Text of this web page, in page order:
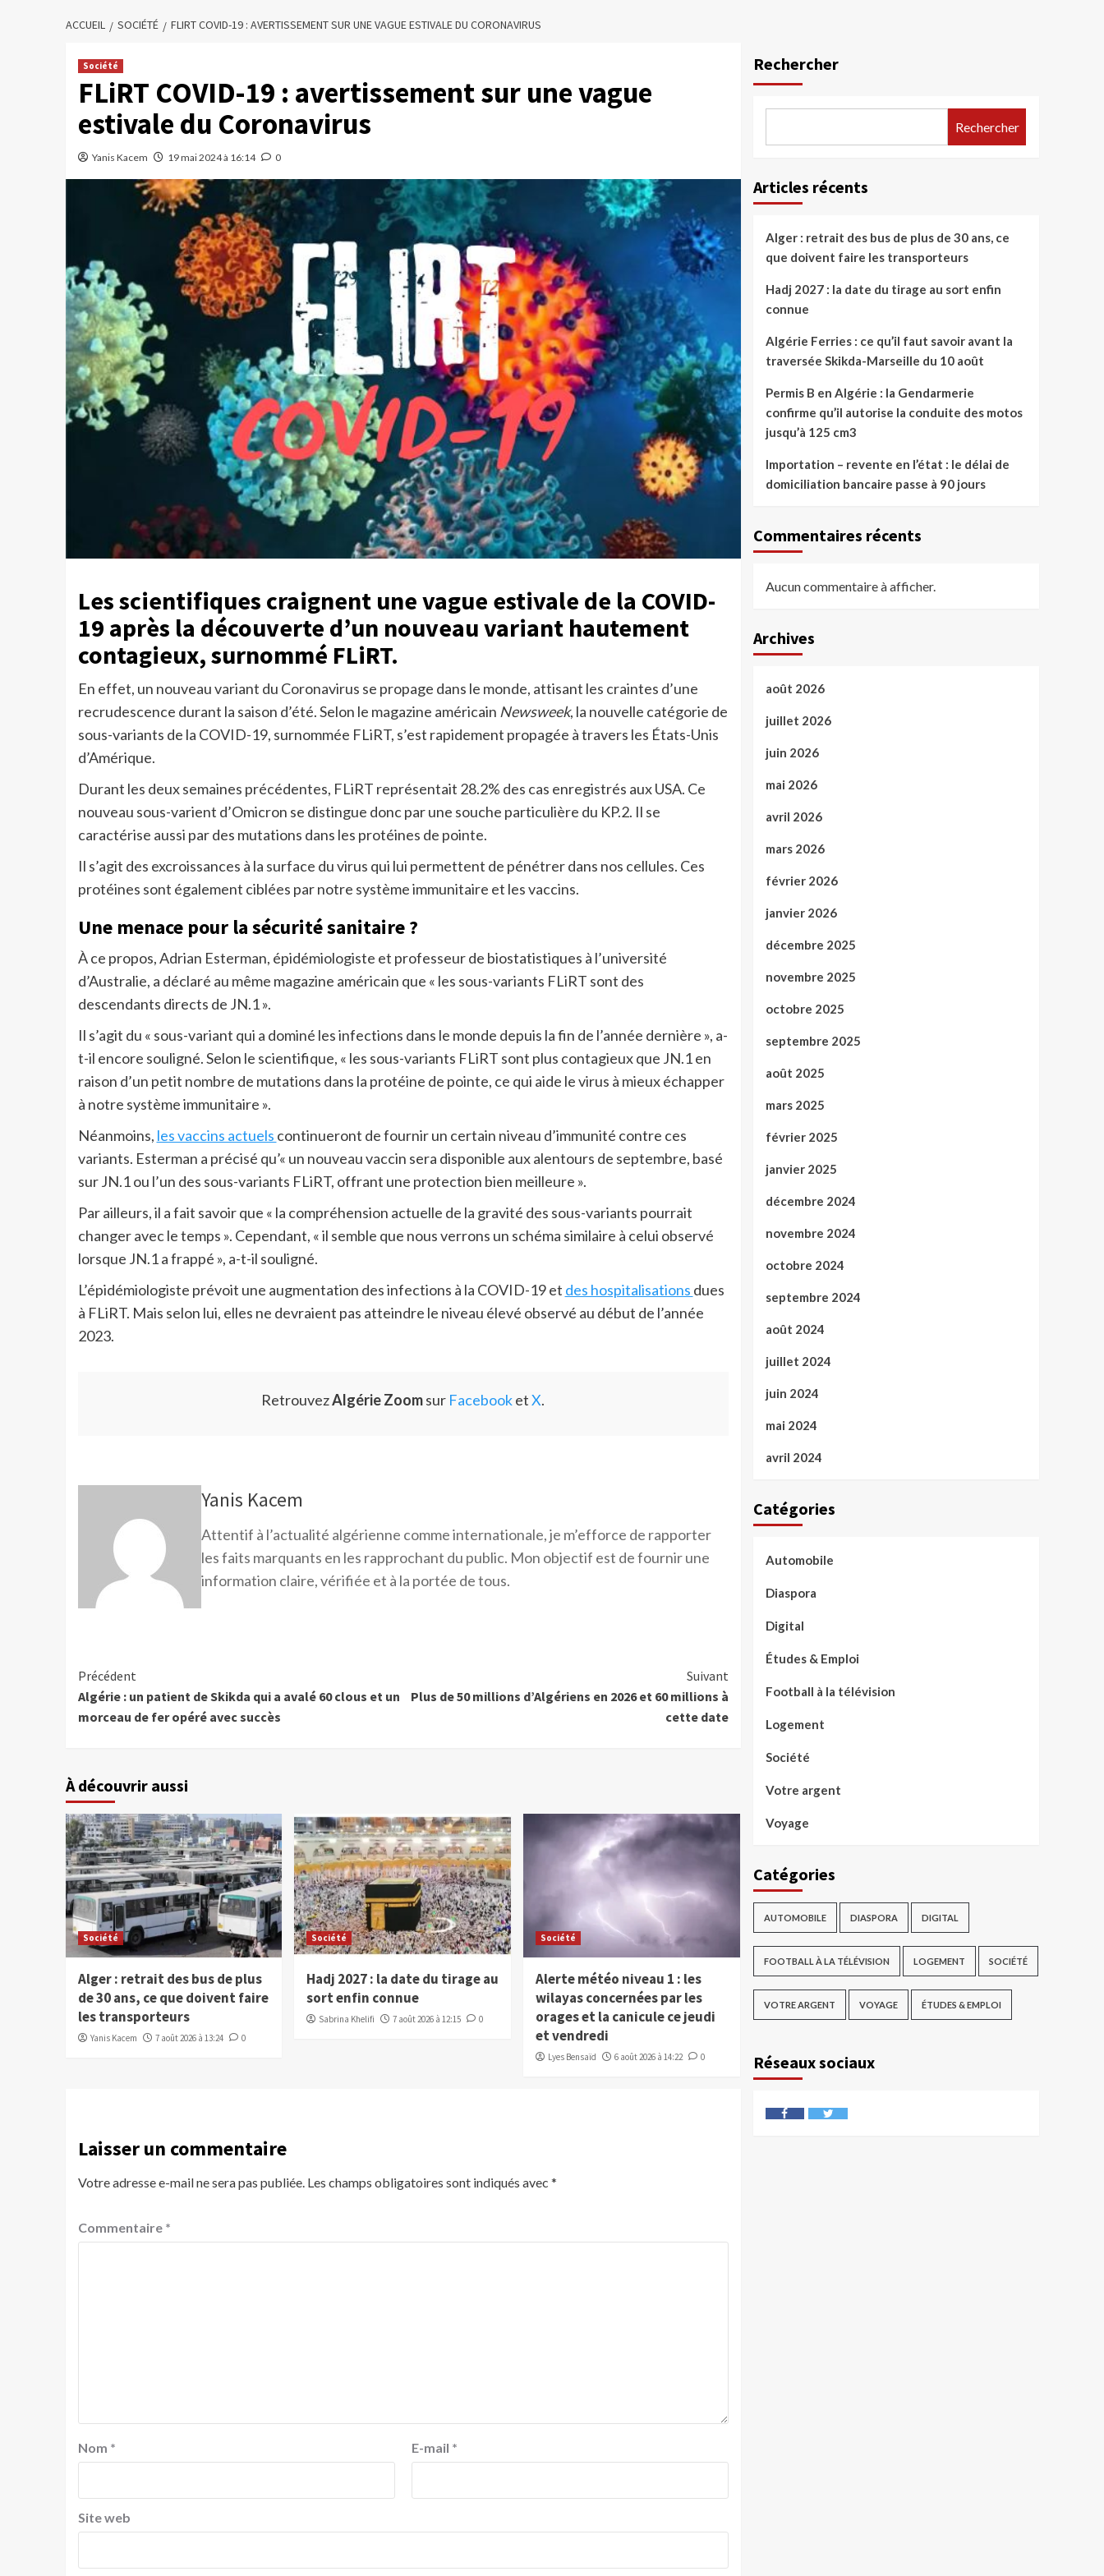
ACCUEIL SOCIÉTÉ FLIRT COVID-19 : AVERTISSEMENT SUR UNE VAGUE ESTIVALE DU CORONAVIRUS
Société
FLiRT COVID-19 : avertissement sur une vague
estivale du Coronavirus
Yanis Kacem 19 mai 2024 à 16:14 0
Les scientifiques craignent une vague estivale de la COVID-
19 après la découverte d’un nouveau variant hautement
contagieux, surnommé FLiRT.
En effet, un nouveau variant du Coronavirus se propage dans le monde, attisant les craintes d’une
recrudescence durant la saison d’été. Selon le magazine américain Newsweek, la nouvelle catégorie de
sous-variants de la COVID-19, surnommée FLiRT, s’est rapidement propagée à travers les États-Unis
d’Amérique.
Durant les deux semaines précédentes, FLiRT représentait 28.2% des cas enregistrés aux USA. Ce
nouveau sous-varient d’Omicron se distingue donc par une souche particulière du KP.2. Il se
caractérise aussi par des mutations dans les protéines de pointe.
Il s’agit des excroissances à la surface du virus qui lui permettent de pénétrer dans nos cellules. Ces
protéines sont également ciblées par notre système immunitaire et les vaccins.
Une menace pour la sécurité sanitaire ?
À ce propos, Adrian Esterman, épidémiologiste et professeur de biostatistiques à l’université
d’Australie, a déclaré au même magazine américain que « les sous-variants FLiRT sont des
descendants directs de JN.1 ».
Il s’agit du « sous-variant qui a dominé les infections dans le monde depuis la fin de l’année dernière », a-
t-il encore souligné. Selon le scientifique, « les sous-variants FLiRT sont plus contagieux que JN.1 en
raison d’un petit nombre de mutations dans la protéine de pointe, ce qui aide le virus à mieux échapper
à notre système immunitaire ».
Néanmoins, les vaccins actuels continueront de fournir un certain niveau d’immunité contre ces
variants. Esterman a précisé qu’« un nouveau vaccin sera disponible aux alentours de septembre, basé
sur JN.1 ou l’un des sous-variants FLiRT, offrant une protection bien meilleure ».
Par ailleurs, il a fait savoir que « la compréhension actuelle de la gravité des sous-variants pourrait
changer avec le temps ». Cependant, « il semble que nous verrons un schéma similaire à celui observé
lorsque JN.1 a frappé », a-t-il souligné.
L’épidémiologiste prévoit une augmentation des infections à la COVID-19 et des hospitalisations dues
à FLiRT. Mais selon lui, elles ne devraient pas atteindre le niveau élevé observé au début de l’année
2023.
RetrouvezAlgérie Zoomsur FacebooketX.
Yanis Kacem
Attentif à l’actualité algérienne comme internationale, je m’efforce de rapporter
les faits marquants en les rapprochant du public. Mon objectif est de fournir une
information claire, vérifiée et à la portée de tous.
Précédent
Algérie : un patient de Skikda qui a avalé 60 clous et un
morceau de fer opéré avec succès
Suivant
Plus de 50 millions d’Algériens en 2026 et 60 millions à
cette date
À découvrir aussi
Société
Alger : retrait des bus de plus
de 30 ans, ce que doivent faire
les transporteurs
Yanis Kacem 7 août 2026 à 13:24 0
Société
Hadj 2027 : la date du tirage au
sort enfin connue
Sabrina Khelifi 7 août 2026 à 12:15 0
Société
Alerte météo niveau 1 : les
wilayas concernées par les
orages et la canicule ce jeudi
et vendredi
Lyes Bensaïd 6 août 2026 à 14:22 0
Laisser un commentaire
Votre adresse e-mail ne sera pas publiée. Les champs obligatoires sont indiqués avec *
Commentaire *
Nom * E-mail *
Site web
Rechercher
Rechercher
Articles récents
Alger : retrait des bus de plus de 30 ans, ce
que doivent faire les transporteurs
Hadj 2027 : la date du tirage au sort enfin
connue
Algérie Ferries : ce qu’il faut savoir avant la
traversée Skikda-Marseille du 10 août
Permis B en Algérie : la Gendarmerie
confirme qu’il autorise la conduite des motos
jusqu’à 125 cm3
Importation – revente en l’état : le délai de
domiciliation bancaire passe à 90 jours
Commentaires récents
Aucun commentaire à afficher.
Archives
août 2026
juillet 2026
juin 2026
mai 2026
avril 2026
mars 2026
février 2026
janvier 2026
décembre 2025
novembre 2025
octobre 2025
septembre 2025
août 2025
mars 2025
février 2025
janvier 2025
décembre 2024
novembre 2024
octobre 2024
septembre 2024
août 2024
juillet 2024
juin 2024
mai 2024
avril 2024
Catégories
Automobile
Diaspora
Digital
Études & Emploi
Football à la télévision
Logement
Société
Votre argent
Voyage
Catégories
AUTOMOBILE DIASPORA DIGITAL
FOOTBALL À LA TÉLÉVISION LOGEMENT SOCIÉTÉ
VOTRE ARGENT VOYAGE ÉTUDES & EMPLOI
Réseaux sociaux